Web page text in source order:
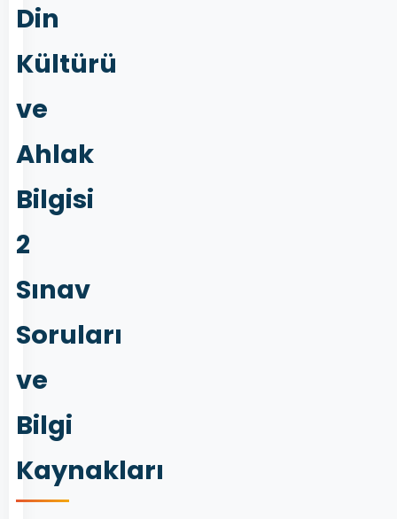
Din
Kültürü
ve
Ahlak
Bilgisi
2
Sınav
Soruları
ve
Bilgi
Kaynakları